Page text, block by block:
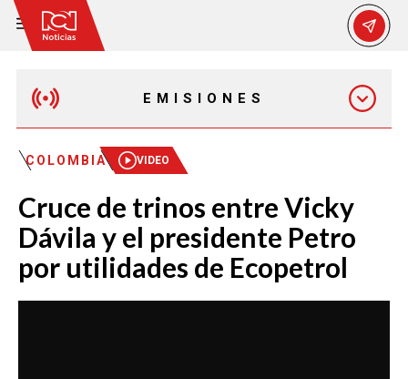
EMISIONES
MAÑANA EXPRESS
EMISIÓN 12:30 PM
EMISIÓN 7:00 PM
COLOMBIA VIDEO
Cruce de trinos entre Vicky
Dávila y el presidente Petro
por utilidades de Ecopetrol